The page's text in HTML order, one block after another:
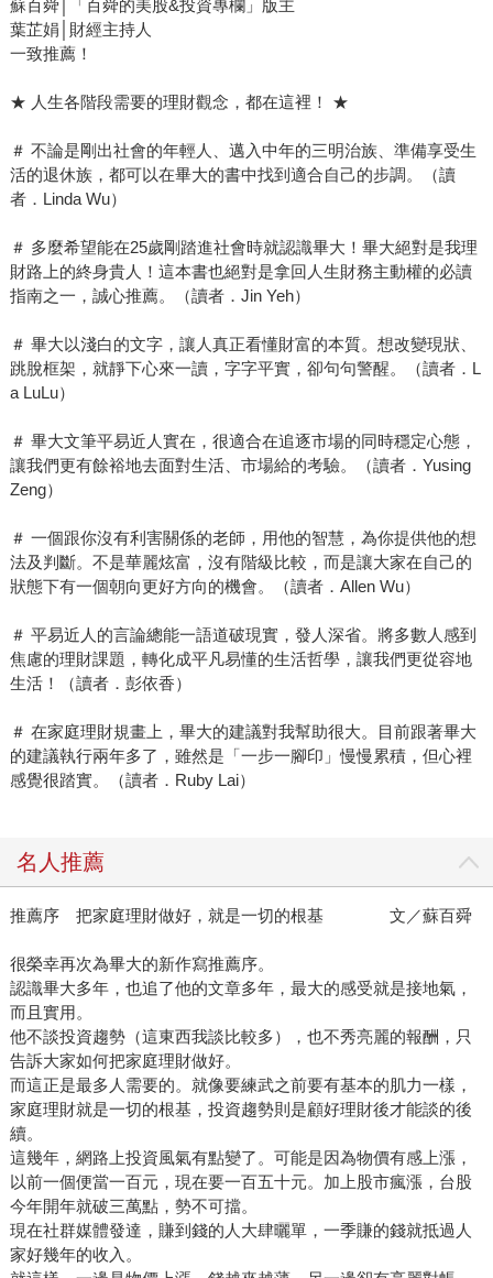
蘇百舜│「百舜的美股&投資專欄」版主
葉芷娟│財經主持人
一致推薦！
★ 人生各階段需要的理財觀念，都在這裡！ ★
＃ 不論是剛出社會的年輕人、邁入中年的三明治族、準備享受生
活的退休族，都可以在畢大的書中找到適合自己的步調。（讀
者．Linda Wu）
＃ 多麼希望能在25歲剛踏進社會時就認識畢大！畢大絕對是我理
財路上的終身貴人！這本書也絕對是拿回人生財務主動權的必讀
指南之一，誠心推薦。（讀者．Jin Yeh）
＃ 畢大以淺白的文字，讓人真正看懂財富的本質。想改變現狀、
跳脫框架，就靜下心來一讀，字字平實，卻句句警醒。（讀者．L
a LuLu）
＃ 畢大文筆平易近人實在，很適合在追逐市場的同時穩定心態，
讓我們更有餘裕地去面對生活、市場給的考驗。（讀者．Yusing
Zeng）
＃ 一個跟你沒有利害關係的老師，用他的智慧，為你提供他的想
法及判斷。不是華麗炫富，沒有階級比較，而是讓大家在自己的
狀態下有一個朝向更好方向的機會。（讀者．Allen Wu）
＃ 平易近人的言論總能一語道破現實，發人深省。將多數人感到
焦慮的理財課題，轉化成平凡易懂的生活哲學，讓我們更從容地
生活！（讀者．彭依香）
＃ 在家庭理財規畫上，畢大的建議對我幫助很大。目前跟著畢大
的建議執行兩年多了，雖然是「一步一腳印」慢慢累積，但心裡
感覺很踏實。（讀者．Ruby Lai）
名人推薦
推薦序 把家庭理財做好，就是一切的根基 文／蘇百舜
很榮幸再次為畢大的新作寫推薦序。
認識畢大多年，也追了他的文章多年，最大的感受就是接地氣，
而且實用。
他不談投資趨勢（這東西我談比較多），也不秀亮麗的報酬，只
告訴大家如何把家庭理財做好。
而這正是最多人需要的。就像要練武之前要有基本的肌力一樣，
家庭理財就是一切的根基，投資趨勢則是顧好理財後才能談的後
續。
這幾年，網路上投資風氣有點變了。可能是因為物價有感上漲，
以前一個便當一百元，現在要一百五十元。加上股市瘋漲，台股
今年開年就破三萬點，勢不可擋。
現在社群媒體發達，賺到錢的人大肆曬單，一季賺的錢就抵過人
家好幾年的收入。